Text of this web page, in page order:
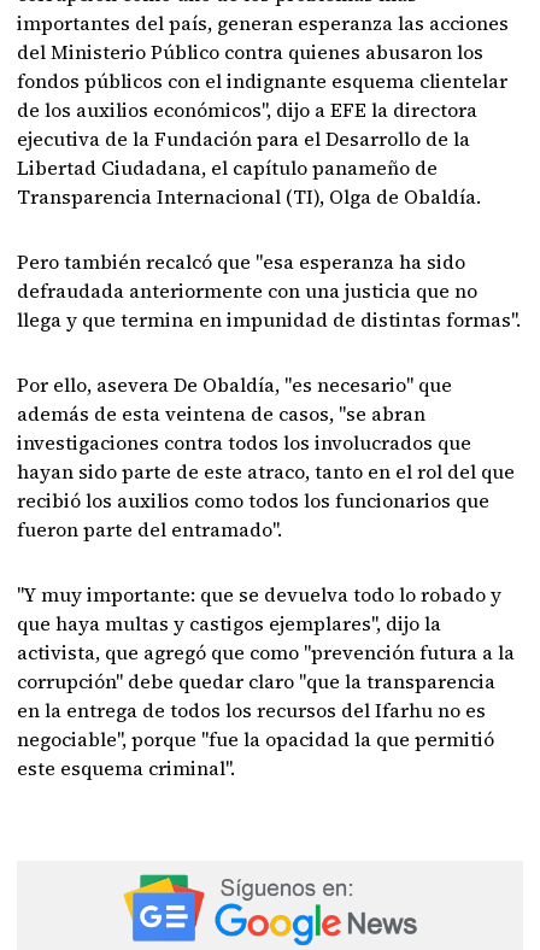
importantes del país, generan esperanza las acciones
del Ministerio Público contra quienes abusaron los
fondos públicos con el indignante esquema clientelar
de los auxilios económicos", dijo a EFE la directora
ejecutiva de la Fundación para el Desarrollo de la
Libertad Ciudadana, el capítulo panameño de
Transparencia Internacional (TI), Olga de Obaldía.
Pero también recalcó que "esa esperanza ha sido
defraudada anteriormente con una justicia que no
llega y que termina en impunidad de distintas formas".
Por ello, asevera De Obaldía, "es necesario" que
además de esta veintena de casos, "se abran
investigaciones contra todos los involucrados que
hayan sido parte de este atraco, tanto en el rol del que
recibió los auxilios como todos los funcionarios que
fueron parte del entramado".
"Y muy importante: que se devuelva todo lo robado y
que haya multas y castigos ejemplares", dijo la
activista, que agregó que como "prevención futura a la
corrupción" debe quedar claro "que la transparencia
en la entrega de todos los recursos del Ifarhu no es
negociable", porque "fue la opacidad la que permitió
este esquema criminal".